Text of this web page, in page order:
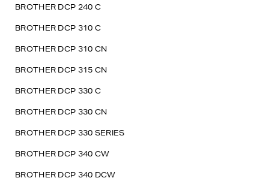
BROTHER DCP 240 C
BROTHER DCP 310 C
BROTHER DCP 310 CN
BROTHER DCP 315 CN
BROTHER DCP 330 C
BROTHER DCP 330 CN
BROTHER DCP 330 SERIES
BROTHER DCP 340 CW
BROTHER DCP 340 DCW